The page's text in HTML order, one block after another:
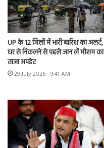
UP के 12 जिलों में भारी बारिश का अलर्ट,
घर से निकलने से पहले जान लें मौसम का
ताजा अपडेट
29 July 2026 - 9:41 AM